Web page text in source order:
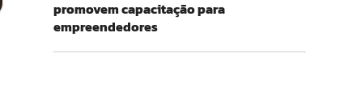
promovem capacitação para
empreendedores